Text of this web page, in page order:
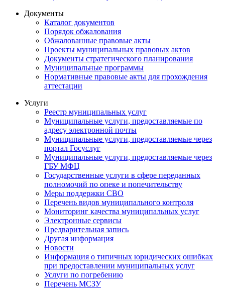
Документы
Каталог документов
Порядок обжалования
Обжалованные правовые акты
Проекты муниципальных правовых актов
Документы стратегического планирования
Муниципальные программы
Нормативные правовые акты для прохождения
аттестации
Услуги
Реестр муниципальных услуг
Муниципальные услуги, предоставляемые по
адресу электронной почты
Муниципальные услуги, предоставляемые через
портал Госуслуг
Муниципальные услуги, предоставляемые через
ГБУ МФЦ
Государственные услуги в сфере переданных
полномочий по опеке и попечительству
Меры поддержки СВО
Перечень видов муниципального контроля
Мониторинг качества муниципальных услуг
Электронные сервисы
Предварительная запись
Другая информация
Новости
Информация о типичных юридических ошибках
при предоставлении муниципальных услуг
Услуги по погребению
Перечень МСЗУ